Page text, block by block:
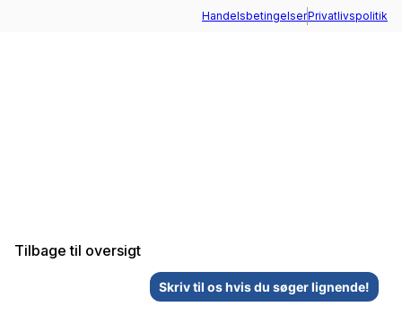
HandelsbetingelserPrivatlivspolitik
Tilbage til oversigt
Skriv til os hvis du søger lignende!